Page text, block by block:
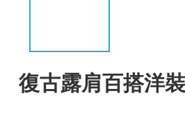
復古露肩百搭洋